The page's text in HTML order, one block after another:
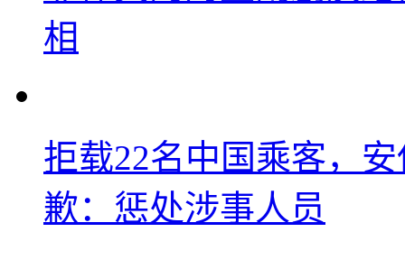
相
拒载22名中国乘客，
歉：惩处涉事人员